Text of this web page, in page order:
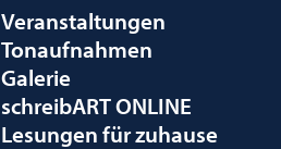
Veranstaltungen
Tonaufnahmen
Galerie
schreibART ONLINE
Lesungen für zuhause